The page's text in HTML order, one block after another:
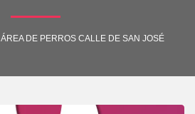
ÁREA DE PERROS CALLE DE SAN JOSÉ